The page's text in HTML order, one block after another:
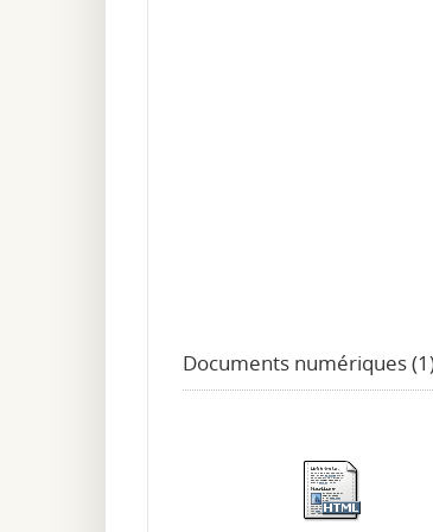
Documents numériques